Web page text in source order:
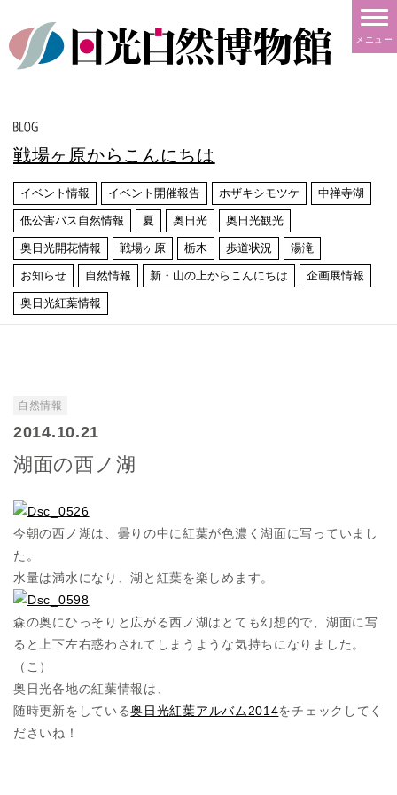
メニュー
戦場ヶ原からこんにちは
イベント情報 イベント開催報告 ホザキシモツケ 中禅寺湖
低公害バス自然情報 夏 奥日光 奥日光観光
奥日光開花情報 戦場ヶ原 栃木 歩道状況 湯滝
お知らせ 自然情報 新・山の上からこんにちは 企画展情報
奥日光紅葉情報
自然情報
2014.10.21
湖面の西ノ湖
今朝の西ノ湖は、曇りの中に紅葉が色濃く湖面に写っていまし
た。
水量は満水になり、湖と紅葉を楽しめます。
森の奥にひっそりと広がる西ノ湖はとても幻想的で、湖面に写
ると上下左右惑わされてしまうような気持ちになりました。
（こ）
奥日光各地の紅葉情報は、
随時更新をしている奥日光紅葉アルバム2014をチェックしてく
ださいね！